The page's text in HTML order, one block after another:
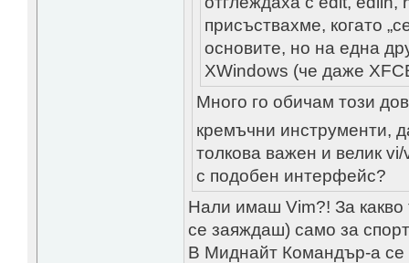
присъствахме, когато
основите, но на една
XWindows (че даже
Много го обичам този
кремъчни инструменти,
толкова важен и велик
с подобен интерфейс?
Нали имаш Vim?! За
се заяждаш) само за
В Миднайт Командър-а се